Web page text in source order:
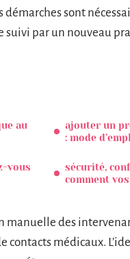
sont
suivi par un nouveau
au
vous
ajouter un
: mode
sécurité,
comment
manuelle des
médicaux.